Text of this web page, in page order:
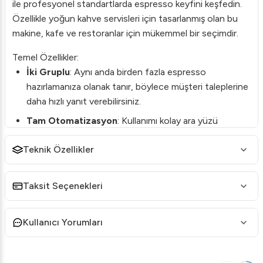
ile profesyonel standartlarda espresso keyfini keşfedin.
Özellikle yoğun kahve servisleri için tasarlanmış olan bu
makine, kafe ve restoranlar için mükemmel bir seçimdir.
Temel Özellikler:
İki Gruplu: Aynı anda birden fazla espresso
hazırlamanıza olanak tanır, böylece müşteri taleplerine
daha hızlı yanıt verebilirsiniz.
Tam Otomatizasyon: Kullanımı kolay ara yüzü
sayesinde işlemler minimum efor gerektirir.
Siyah Şık Tasarım
modern ve şık bir görünüm.
Dayanıklı Malzeme
: Uzun ömürlü kullanım için kaliteli
malzemelerle donatılmıştır.
Performans ve Teknoloji:
Teknik Özellikler
Taksit Seçenekleri
Kullanıcı Yorumları